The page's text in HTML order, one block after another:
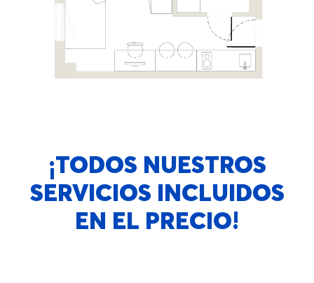
¡TODOS NUESTROS
SERVICIOS INCLUIDOS
EN EL PRECIO!